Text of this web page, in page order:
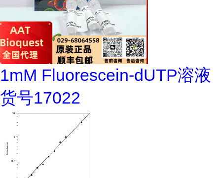
1mM Fluorescein-dUTP溶液
货号17022